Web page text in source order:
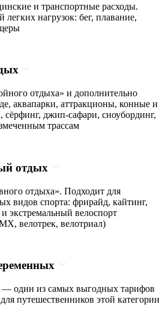
и транспортные расходы.
нагрузок: бег, плавание,
отдыха» и дополнительно
аквапарки, аттракционы, конные и
сёрфинг, джип-сафари, сноубординг,
трассам
отдых
отдыха». Подходит для
видов спорта: фрирайд, кайтинг,
экстремальный велоспорт
велотрек, велотриал)
один из самых выгодных тарифов
путешественников этой категории